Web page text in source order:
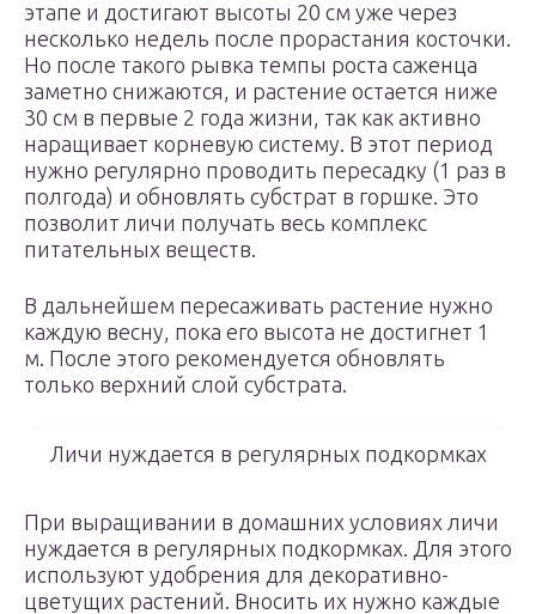
этапе и достигают высоты 20 см уже через
несколько недель после прорастания косточки.
Но после такого рывка темпы роста саженца
заметно снижаются, и растение остается ниже
30 см в первые 2 года жизни, так как активно
наращивает корневую систему. В этот период
нужно регулярно проводить пересадку (1 раз в
полгода) и обновлять субстрат в горшке. Это
позволит личи получать весь комплекс
питательных веществ.
В дальнейшем пересаживать растение нужно
каждую весну, пока его высота не достигнет 1
м. После этого рекомендуется обновлять
только верхний слой субстрата.
Личи нуждается в регулярных подкормках
При выращивании в домашних условиях личи
нуждается в регулярных подкормках. Для этого
используют удобрения для декоративно-
цветущих растений. Вносить их нужно каждые